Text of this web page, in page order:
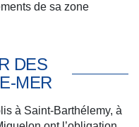
de sa zone
DES
MER
à Saint-Barthélemy, à